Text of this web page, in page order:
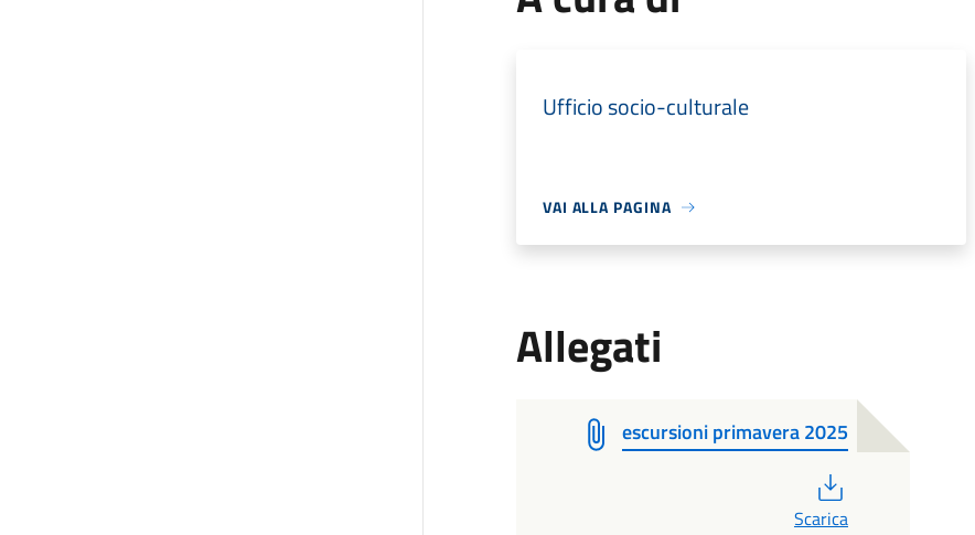
Ufficio socio-culturale
VAI ALLA PAGINA
Allegati
escursioni primavera 2025
Scarica